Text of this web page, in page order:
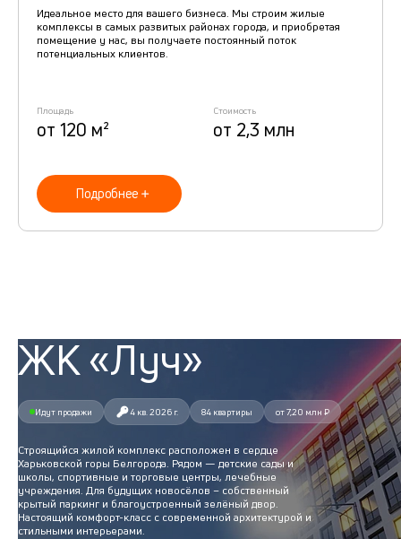
Идеальное место для вашего бизнеса. Мы строим жилые
комплексы в самых развитых районах города, и приобретая
помещение у нас, вы получаете постоянный поток
потенциальных клиентов.
Площадь
от 120 м²
Стоимость
от 2,3 млн
Подробнее
Идут продажи 4 кв. 2026 г. 84 квартиры от 7,20 млн ₽
ЖК «Луч»
Строящийся жилой комплекс расположен в сердце
Харьковской горы Белгорода. Рядом — детские сады и
школы, спортивные и торговые центры, лечебные
учреждения. Для будущих новосёлов – собственный
крытый паркинг и благоустроенный зелёный двор.
Настоящий комфорт-класс с современной архитектурой и
стильными интерьерами.